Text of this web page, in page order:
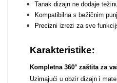
Tanak dizajn ne dodaje
Kompatibilna s bežičnim
Precizni izrezi za sve
Karakteristike:
Kompletna 360° zaštita za
Uzimajući u obzir dizajn i
Monogrami